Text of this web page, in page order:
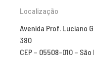
Localização
Avenida Prof. Luciano
380
CEP – 05508-010 – São